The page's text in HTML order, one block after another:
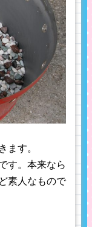
ます。
す。本来なら
素人なもので